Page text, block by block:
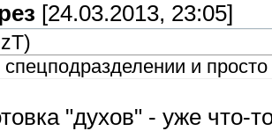
[24.03.2013, 23:05]
)
спецподразделении и
"духов" - уже что-